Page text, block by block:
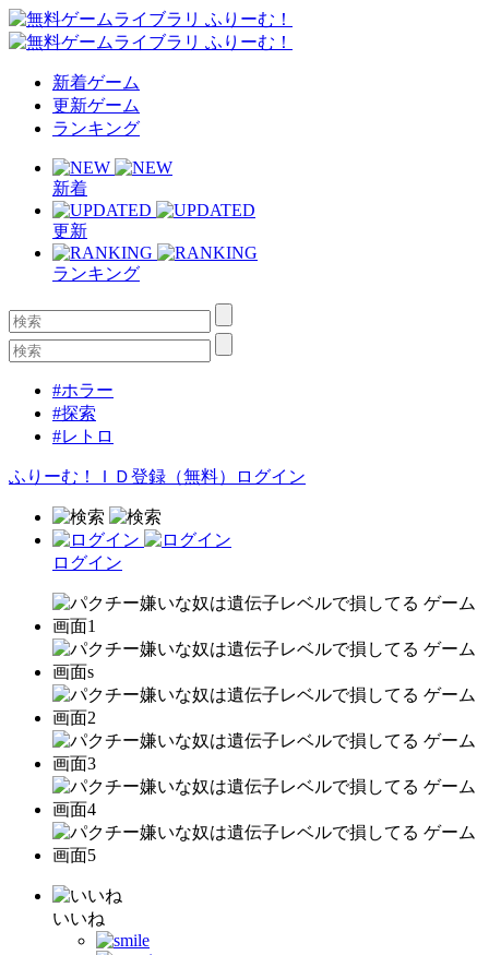
新着ゲーム
更新ゲーム
ランキング
新着
更新
ランキング
#ホラー
#探索
#レトロ
ふりーむ！ＩＤ登録（無料） ログイン
ログイン
いいね